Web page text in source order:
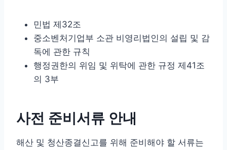
민법 제32조
중소벤처기업부 소관 비영리법인의 설립 및 감
독에 관한 규칙
행정권한의 위임 및 위탁에 관한 규정 제41조
의 3부
사전 준비서류 안내
해산 및 청산종결신고를 위해 준비해야 할 서류는